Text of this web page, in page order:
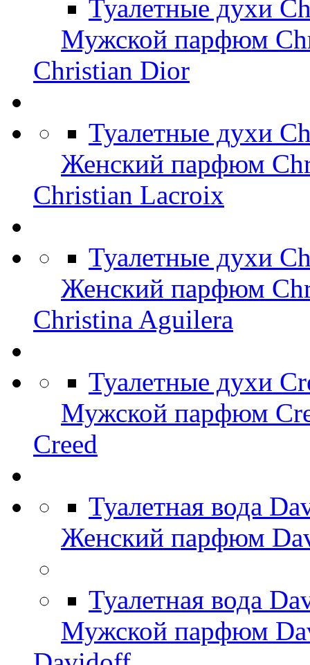
Туалетные духи
Мужской парфюм
Christian Dior
Туалетные духи
Женский парфюм
Christian Lacroix
Туалетные духи
Женский парфюм
Christina Aguilera
Туалетные духи
Мужской парфюм
Creed
Туалетная вода
Женский парфюм
Туалетная вода
Мужской парфюм